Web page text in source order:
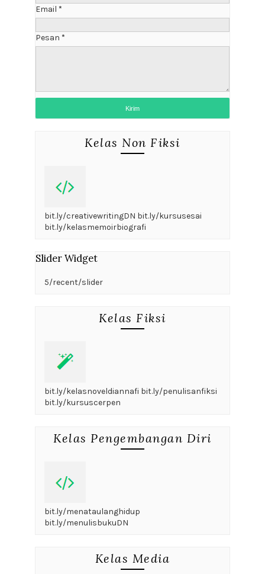
Email *
Pesan *
Kelas Non Fiksi
bit.ly/creativewritingDN bit.ly/kursusesai
bit.ly/kelasmemoirbiografi
Slider Widget
5/recent/slider
Kelas Fiksi
bit.ly/kelasnoveldiannafi bit.ly/penulisanfiksi
bit.ly/kursuscerpen
Kelas Pengembangan Diri
bit.ly/menataulanghidup
bit.ly/menulisbukuDN
Kelas Media